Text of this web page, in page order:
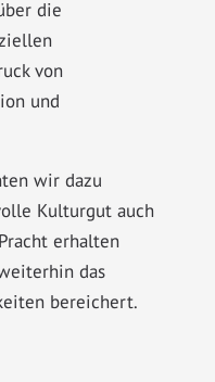
die
von
und
wir dazu
Kulturgut auch
erhalten
das
bereichert.